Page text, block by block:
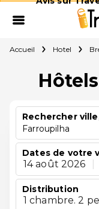
Accueil Hotel
Rechercher
Farroupilha
Dates de votre
14 août 2026
Distribution
1 chambre. 2